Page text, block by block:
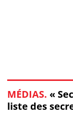
MÉDIAS. «
liste des